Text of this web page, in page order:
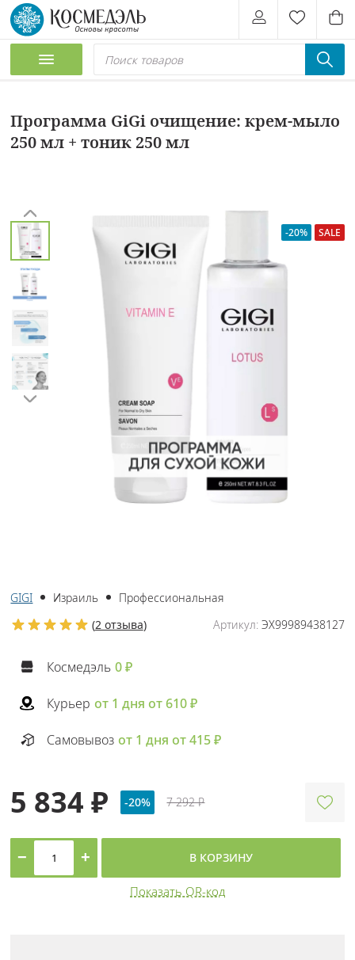
Программа GiGi очищение: крем-мыло
250 мл + тоник 250 мл
-20% SALE
GIGI Израиль
Профессиональная
Артикул:ЭХ99989438127
(2 отзыва)
Космедэль 0 ₽
Курьер от 1 дня от 610 ₽
Самовывоз от 1 дня от 415 ₽
5 834 ₽ -20% 7 292 ₽
− + В КОРЗИНУ
Показать QR-код